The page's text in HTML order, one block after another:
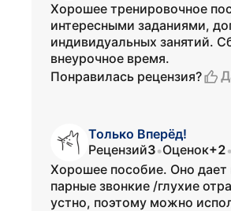
Хорошее тренировочное
интересными заданиями,
индивидуальных занятий.
внеурочное время.
Понравилась рецензия?
Только Вперёд!
Рецензий3•Оценок+2•
Хорошее пособие. Оно
парные звонкие /глухие
устно, поэтому можно